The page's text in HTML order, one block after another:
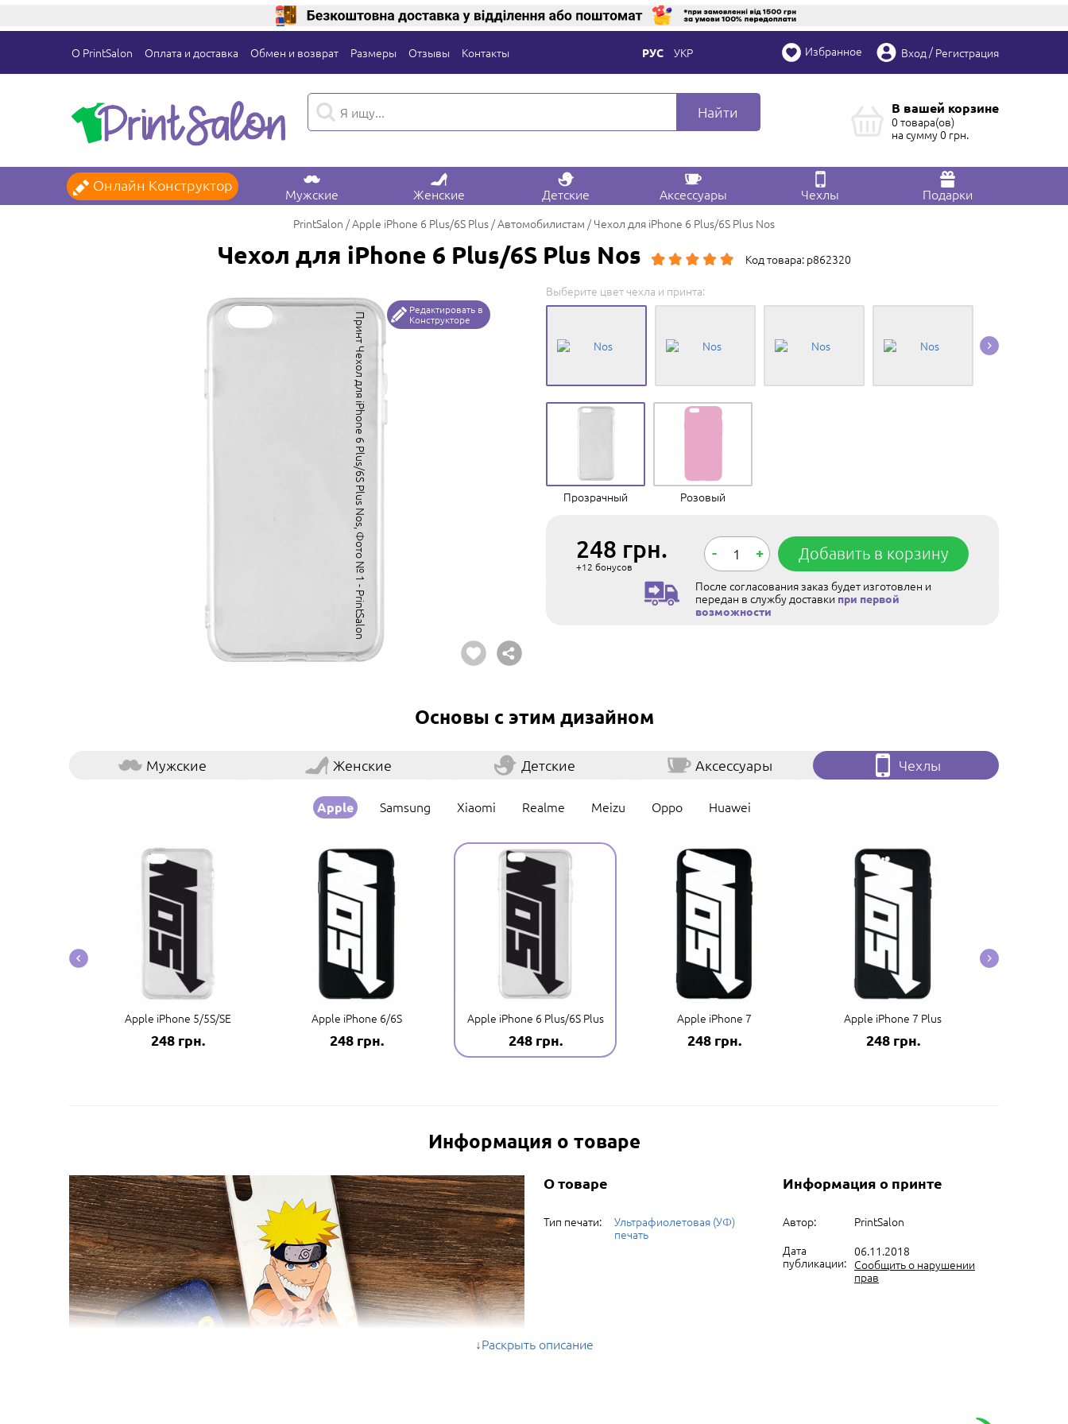
О PrintSalon Оплата и доставка Обмен и возврат Размеры Отзывы Контакты РУС УКР Избранное Вход /Регистрация
Найти В вашей корзине
0 товара(ов)
на сумму0 грн.
Онлайн Конструктор
Мужские Женские Детские Аксессуары Чехлы Подарки
PrintSalon Apple iPhone 6 Plus/6S Plus Автомобилистам Чехол для iPhone 6 Plus/6S Plus Nos
Чехол для iPhone 6 Plus/6S Plus Nos Код товара: p862320
Редактировать в
Конструкторе
Выберите цвет чехла и принта:
Прозрачный Розовый
248 грн.
+12 бонусов
- + Добавить в корзину
После согласования заказ будет изготовлен и
передан в службу доставки при первой
возможности
Основы с этим дизайном
Мужские Женские Детские Аксессуары Чехлы
Apple Samsung Xiaomi Realme Meizu Oppo Huawei
Apple iPhone 5/5S/SE
248 грн.
Apple iPhone 6/6S
248 грн.
Apple iPhone 6 Plus/6S Plus
248 грн.
Apple iPhone 7
248 грн.
Apple iPhone 7 Plus
248 грн.
Информация о товаре
О товаре
Тип печати:
Ультрафиолетовая (УФ)
печать
Информация о принте
Автор:
PrintSalon
Дата
публикации:
06.11.2018
Сообщить о нарушении
прав
Раскрыть описание